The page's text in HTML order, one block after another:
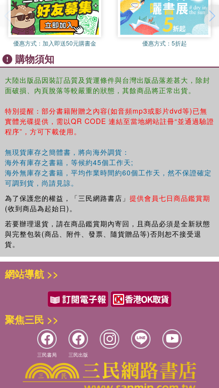
優惠方式： 加入即送50元購書金 優惠方式： 5折起
購物須知
大陸出版品因裝訂品質及貨運條件與台灣出版品落差甚大，除封
面破損、內頁脫落等較嚴重的狀態，其餘商品將正常出貨。
特別提醒：部分書籍附贈之內容(如音頻mp3或影片dvd等)已無
實體光碟提供，需以QR CODE 連結至當地網站註冊“並通過驗證
程序”，方可下載使用。
無現貨庫存之簡體書，將向海外調貨：
海外有庫存之書籍，等候約45個工作天;
海外無庫存之書籍，平均作業時間約60個工作天，然不保證確定
可調到貨，尚請見諒。
為了保護您的權益，「三民網路書店」 提供會員七日商品鑑賞期
(收到商品為起始日)。
若要辦理退貨，請在商品鑑賞期內寄回，且商品必須是全新狀態
與完整包裝(商品、附件、發票、隨貨贈品等)否則恕不接受退
貨。
網站導航 >>
聚焦三民 >>
三民書局 三民出版